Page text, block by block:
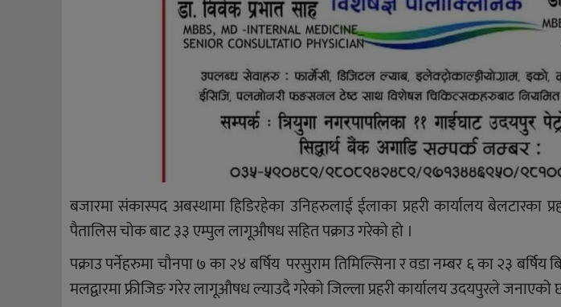
बजारमा संकास्पद अबस्थामा हिडिरहेका उनिहरुलाई ईलाका प्रहरी कार्यालय बेलटारका
पैतालिस चोक बाट ३३ एम्पुल लागूऔषध सहित पक्राउ गरेको हो ।
पक्राउ पर्नेहरुमा चौनपा ७ का २४ बर्षिय परसुराम तिमिल्सिना र वडा नम्बर ६ का २३
मलद्वारमा फ्रीजिङ गरेर लागूऔषध ल्याउदै गरेको जिल्ला प्रहरी कार्यालय उदयपुरले जनाएको